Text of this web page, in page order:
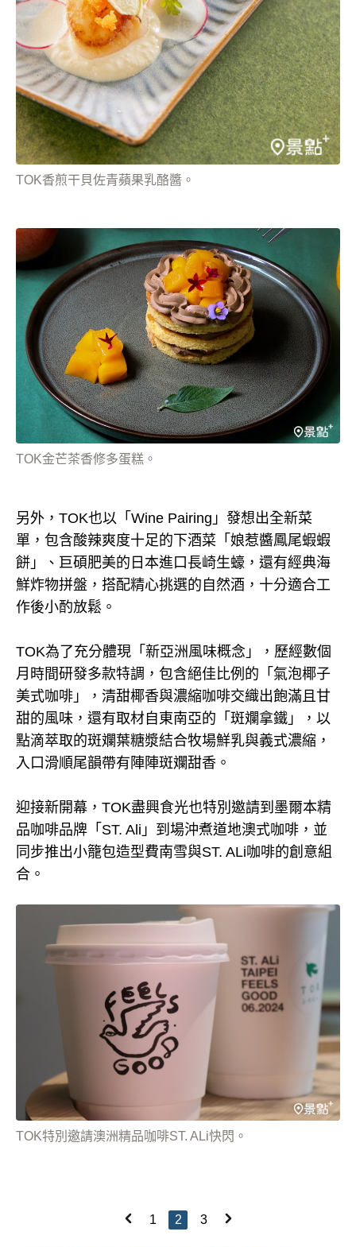
TOK香煎干貝佐青蘋果乳酪醬。
TOK金芒茶香修多蛋糕。
另外，TOK也以「Wine Pairing」發想出全新菜
單，包含酸辣爽度十足的下酒菜「娘惹醬鳳尾蝦蝦
餅」、巨碩肥美的日本進口長崎生蠔，還有經典海
鮮炸物拼盤，搭配精心挑選的自然酒，十分適合工
作後小酌放鬆。
TOK為了充分體現「新亞洲風味概念」，歷經數個
月時間研發多款特調，包含絕佳比例的「氣泡椰子
美式咖啡」，清甜椰香與濃縮咖啡交織出飽滿且甘
甜的風味，還有取材自東南亞的「斑斕拿鐵」，以
點滴萃取的斑斕葉糖漿結合牧場鮮乳與義式濃縮，
入口滑順尾韻帶有陣陣斑斕甜香。
迎接新開幕，TOK盡興食光也特別邀請到墨爾本精
品咖啡品牌「ST. Ali」到場沖煮道地澳式咖啡，並
同步推出小籠包造型費南雪與ST. ALi咖啡的創意組
合。
TOK特別邀請澳洲精品咖啡ST. ALi快閃。
1 2 3